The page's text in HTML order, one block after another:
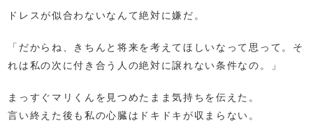
ドレスが似合わないなんて絶対に嫌だ。
「だからね、きちんと将来を考えてほしいなって思って。そ
れは私の次に付き合う人の絶対に譲れない条件なの。」
まっすぐマリくんを見つめたまま気持ちを伝えた。
言い終えた後も私の心臓はドキドキが収まらない。